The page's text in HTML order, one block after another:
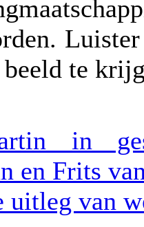
te
in
en Frits
van